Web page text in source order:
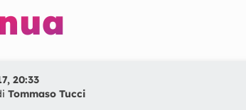
20:33
Tommaso Tucci